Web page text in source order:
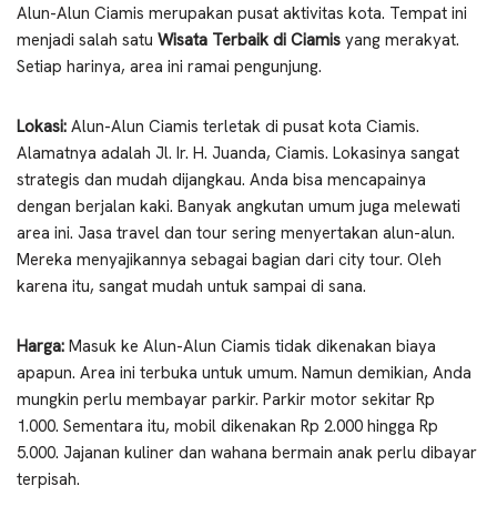
Alun-Alun Ciamis merupakan pusat aktivitas kota. Tempat ini
menjadi salah satu Wisata Terbaik di Ciamis yang merakyat.
Setiap harinya, area ini ramai pengunjung.
Lokasi: Alun-Alun Ciamis terletak di pusat kota Ciamis.
Alamatnya adalah Jl. Ir. H. Juanda, Ciamis. Lokasinya sangat
strategis dan mudah dijangkau. Anda bisa mencapainya
dengan berjalan kaki. Banyak angkutan umum juga melewati
area ini. Jasa travel dan tour sering menyertakan alun-alun.
Mereka menyajikannya sebagai bagian dari city tour. Oleh
karena itu, sangat mudah untuk sampai di sana.
Harga: Masuk ke Alun-Alun Ciamis tidak dikenakan biaya
apapun. Area ini terbuka untuk umum. Namun demikian, Anda
mungkin perlu membayar parkir. Parkir motor sekitar Rp
1.000. Sementara itu, mobil dikenakan Rp 2.000 hingga Rp
5.000. Jajanan kuliner dan wahana bermain anak perlu dibayar
terpisah.